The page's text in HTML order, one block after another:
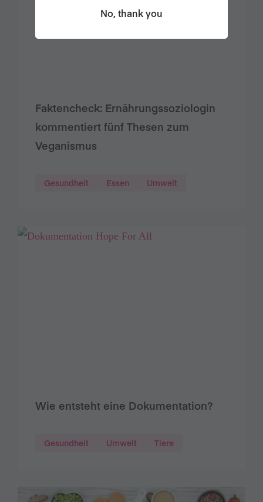
Faktencheck: Ernährungssoziologin
kommentiert fünf Thesen zum
Veganismus
Gesundheit Essen Umwelt
Wie entsteht eine Dokumentation?
Gesundheit Umwelt Tiere
No, thank you